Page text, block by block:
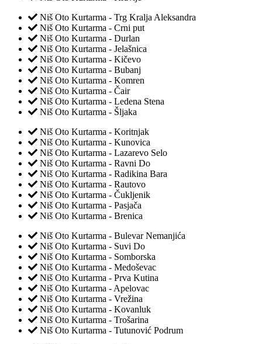
Niš Oto Kurtarma - Trg Kralja Aleksandra
Niš Oto Kurtarma - Crni put
Niš Oto Kurtarma - Durlan
Niš Oto Kurtarma - Jelašnica
Niš Oto Kurtarma - Kičevo
Niš Oto Kurtarma - Bubanj
Niš Oto Kurtarma - Komren
Niš Oto Kurtarma - Čair
Niš Oto Kurtarma - Ledena Stena
Niš Oto Kurtarma - Šljaka
Niš Oto Kurtarma - Koritnjak
Niš Oto Kurtarma - Kunovica
Niš Oto Kurtarma - Lazarevo Selo
Niš Oto Kurtarma - Ravni Do
Niš Oto Kurtarma - Radikina Bara
Niš Oto Kurtarma - Rautovo
Niš Oto Kurtarma - Čukljenik
Niš Oto Kurtarma - Pasjača
Niš Oto Kurtarma - Brenica
Niš Oto Kurtarma - Bulevar Nemanjića
Niš Oto Kurtarma - Suvi Do
Niš Oto Kurtarma - Somborska
Niš Oto Kurtarma - Medoševac
Niš Oto Kurtarma - Prva Kutina
Niš Oto Kurtarma - Apelovac
Niš Oto Kurtarma - Vrežina
Niš Oto Kurtarma - Kovanluk
Niš Oto Kurtarma - Trošarina
Niš Oto Kurtarma - Tutunović Podrum